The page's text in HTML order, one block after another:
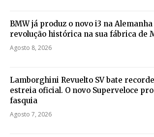
BMW já produz o novo i3 na
revolução histórica na sua fábrica de
Agosto 8, 2026
Lamborghini Revuelto SV bate
estreia oficial. O novo Superveloce
fasquia
Agosto 7, 2026